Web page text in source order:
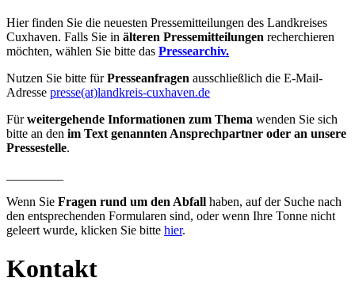
Hier finden Sie die neuesten Pressemitteilungen des Landkreises
Cuxhaven. Falls Sie in älteren Pressemitteilungen recherchieren
möchten, wählen Sie bitte das Pressearchiv.
Nutzen Sie bitte fürPresseanfragen ausschließlich die E-Mail-
Adresse presse(at)landkreis-cuxhaven.de
Fürweitergehende Informationen zum Thema wenden Sie sich
bitte an den im Text genannten Ansprechpartner oder an unsere
Pressestelle.
Wenn Sie Fragen rund um den Abfall haben, auf der Suche nach
den entsprechenden Formularen sind, oder wenn Ihre Tonne nicht
geleert wurde, klicken Sie bitte hier.
Kontakt